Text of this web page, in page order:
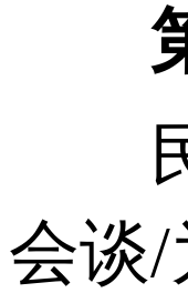
民
会谈